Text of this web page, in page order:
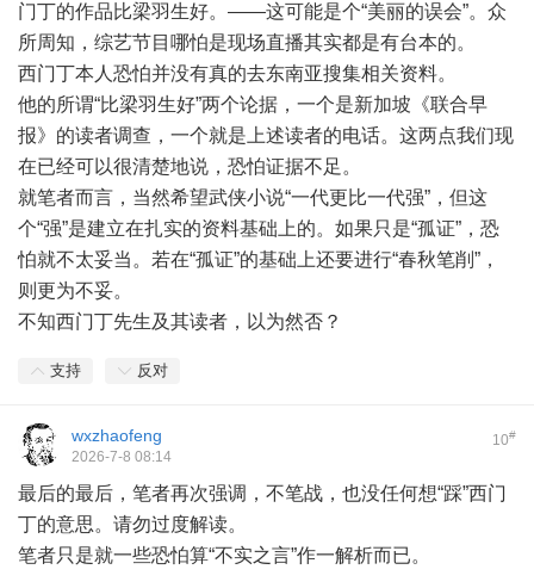
门丁的作品比梁羽生好。——这可能是个“美丽的误会”。众
所周知，综艺节目哪怕是现场直播其实都是有台本的。
西门丁本人恐怕并没有真的去东南亚搜集相关资料。
他的所谓“比梁羽生好”两个论据，一个是新加坡《联合早
报》的读者调查，一个就是上述读者的电话。这两点我们现
在已经可以很清楚地说，恐怕证据不足。
就笔者而言，当然希望武侠小说“一代更比一代强”，但这
个“强”是建立在扎实的资料基础上的。如果只是“孤证”，恐
怕就不太妥当。若在“孤证”的基础上还要进行“春秋笔削”，
则更为不妥。
不知西门丁先生及其读者，以为然否？
支持 反对
10#
wxzhaofeng
2026-7-8 08:14
最后的最后，笔者再次强调，不笔战，也没任何想“踩”西门
丁的意思。请勿过度解读。
笔者只是就一些恐怕算“不实之言”作一解析而已。